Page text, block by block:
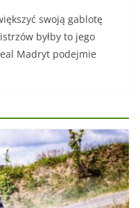
swoją gablotę
byłby to jego
Madryt podejmie